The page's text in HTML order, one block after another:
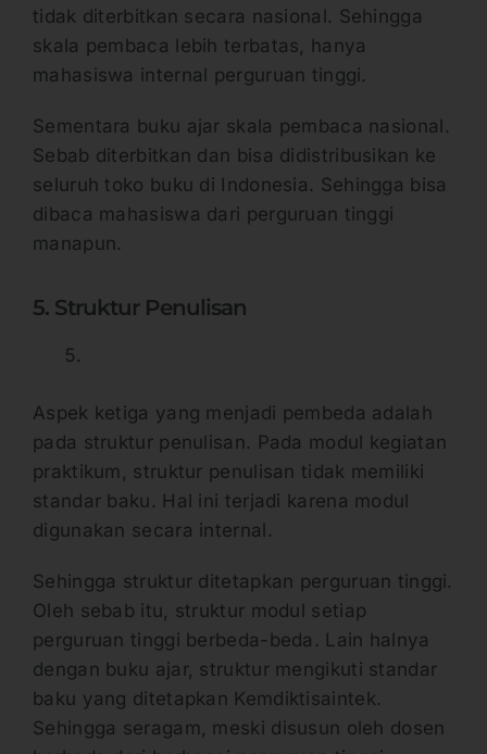
tidak diterbitkan secara nasional. Sehingga
skala pembaca lebih terbatas, hanya
mahasiswa internal perguruan tinggi.
Sementara buku ajar skala pembaca nasional.
Sebab diterbitkan dan bisa didistribusikan ke
seluruh toko buku di Indonesia. Sehingga bisa
dibaca mahasiswa dari perguruan tinggi
manapun.
5. Struktur Penulisan
Aspek ketiga yang menjadi pembeda adalah
pada struktur penulisan. Pada modul kegiatan
praktikum, struktur penulisan tidak memiliki
standar baku. Hal ini terjadi karena modul
digunakan secara internal.
Sehingga struktur ditetapkan perguruan tinggi.
Oleh sebab itu, struktur modul setiap
perguruan tinggi berbeda-beda. Lain halnya
dengan buku ajar, struktur mengikuti standar
baku yang ditetapkan Kemdiktisaintek.
Sehingga seragam, meski disusun oleh dosen